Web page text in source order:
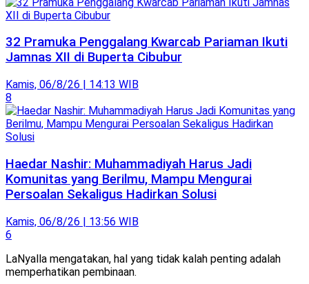
32 Pramuka Penggalang Kwarcab Pariaman Ikuti
Jamnas XII di Buperta Cibubur
Kamis, 06/8/26 | 14:13 WIB
8
Haedar Nashir: Muhammadiyah Harus Jadi
Komunitas yang Berilmu, Mampu Mengurai
Persoalan Sekaligus Hadirkan Solusi
Kamis, 06/8/26 | 13:56 WIB
6
LaNyalla mengatakan, hal yang tidak kalah penting adalah
memperhatikan pembinaan.